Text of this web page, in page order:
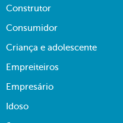
Construtor
Consumidor
Criança e adolescente
Empreiteiros
Empresário
Idoso